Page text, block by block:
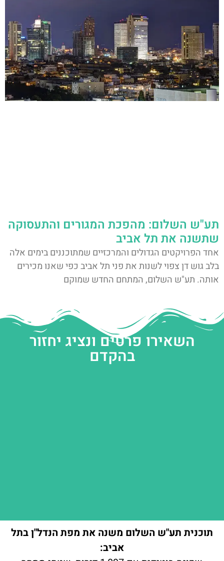
תע"ש השלום: מהפכת המגורים והתעסוקה
שתשנה את תל אביב
אחד הפרויקטים הגדולים והמרכזיים שמתוכננים בימים אלה
בלב גוש דן צפוי לשנות את פני תל אביב כפי שאנו מכירים
אותה. תע"ש השלום, המתחם החדש שמוקם
השאירו פרטים ונציג יחזור
בהקדם
תוכנית תע"ש השלום משנה את מפת הנדל"ן בתל
אביב: